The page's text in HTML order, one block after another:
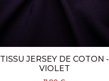
TISSU JERSEY DE COTON -
VIOLET